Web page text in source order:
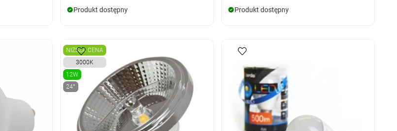
Produkt dostępny Produkt dostępny
NIŻSZA CENA
3000K
12W
24°